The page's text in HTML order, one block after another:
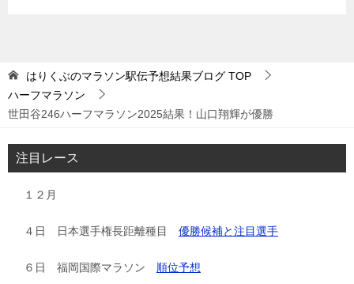
はりくぶのマラソン駅伝予想結果ブログ TOP
ハーフマラソン
世田谷246ハーフマラソン2025結果！山口翔輝が優勝
注目レース
１２月
４日 日本選手権長距離種目 優勝候補と注目選手
６日 福岡国際マラソン 順位予想